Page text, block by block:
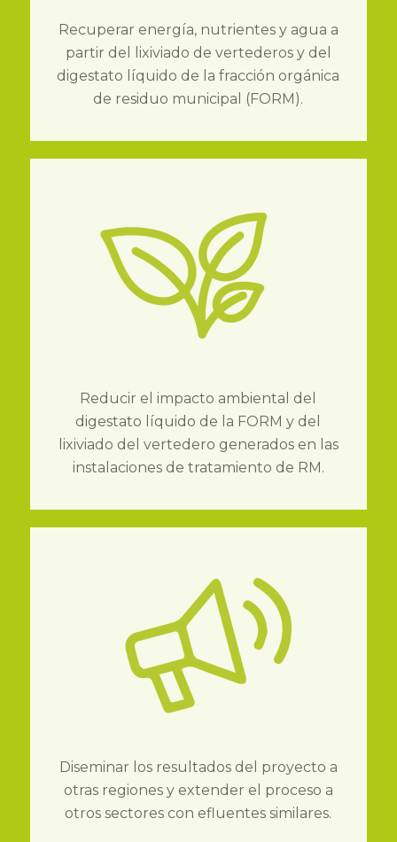
Recuperar energía, nutrientes y agua a
partir del lixiviado de vertederos y del
digestato líquido de la fracción orgánica
de residuo municipal (FORM).
Reducir el impacto ambiental del
digestato líquido de la FORM y del
lixiviado del vertedero generados en las
instalaciones de tratamiento de RM.
Diseminar los resultados del proyecto a
otras regiones y extender el proceso a
otros sectores con efluentes similares.